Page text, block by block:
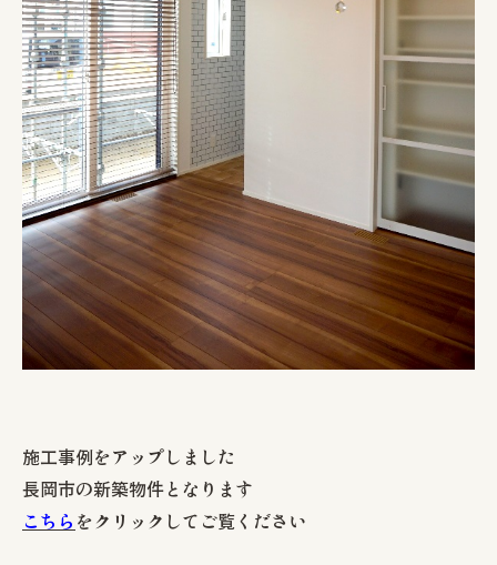
会社情報
お知らせ
イベント情報
モデルハウス
見学予約
資料請求
お問い合わせ
0258-25-2401
施工事例をアップしました
長岡市の新築物件となります
こちら をクリックしてご覧ください